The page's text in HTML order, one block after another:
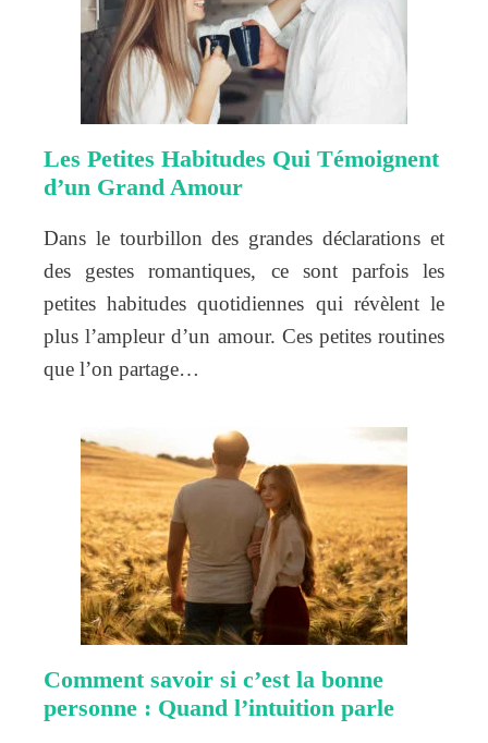
Les Petites Habitudes Qui Témoignent
d’un Grand Amour
Dans le tourbillon des grandes déclarations et
des gestes romantiques, ce sont parfois les
petites habitudes quotidiennes qui révèlent le
plus l’ampleur d’un amour. Ces petites routines
que l’on partage…
Comment savoir si c’est la bonne
personne : Quand l’intuition parle